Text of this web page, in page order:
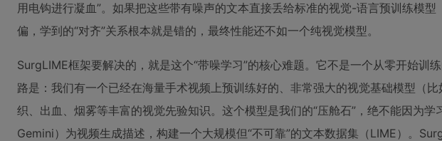
用电钩进行凝血”。如果把这些带有噪声的文本直接丢给标准的视觉-语言预训练模
偏，学到的“对齐”关系根本就是错的，最终性能还不如一个纯视觉模型。
SurgLIME框架要解决的，就是这个“带噪学习”的核心难题。它不是一个从零开始训
路是：我们有一个已经在海量手术视频上预训练好的、非常强大的视觉基础模型（
织、出血、烟雾等丰富的视觉先验知识。这个模型是我们的“压舱石”，绝不能因为
Gemini）为视频生成描述，构建一个大规模但“不可靠”的文本数据集（LIME）。